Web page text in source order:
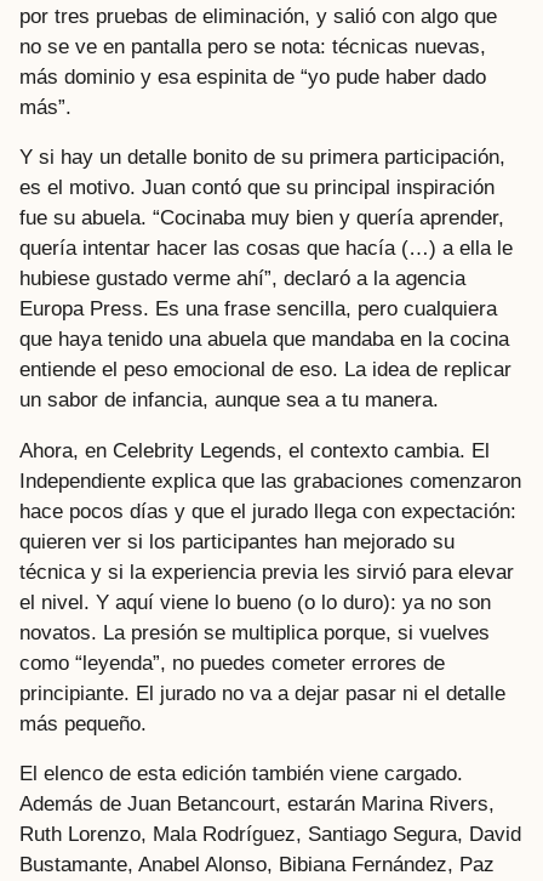
por tres pruebas de eliminación, y salió con algo que
no se ve en pantalla pero se nota: técnicas nuevas,
más dominio y esa espinita de “yo pude haber dado
más”.
Y si hay un detalle bonito de su primera participación,
es el motivo. Juan contó que su principal inspiración
fue su abuela. “Cocinaba muy bien y quería aprender,
quería intentar hacer las cosas que hacía (…) a ella le
hubiese gustado verme ahí”, declaró a la agencia
Europa Press. Es una frase sencilla, pero cualquiera
que haya tenido una abuela que mandaba en la cocina
entiende el peso emocional de eso. La idea de replicar
un sabor de infancia, aunque sea a tu manera.
Ahora, en Celebrity Legends, el contexto cambia. El
Independiente explica que las grabaciones comenzaron
hace pocos días y que el jurado llega con expectación:
quieren ver si los participantes han mejorado su
técnica y si la experiencia previa les sirvió para elevar
el nivel. Y aquí viene lo bueno (o lo duro): ya no son
novatos. La presión se multiplica porque, si vuelves
como “leyenda”, no puedes cometer errores de
principiante. El jurado no va a dejar pasar ni el detalle
más pequeño.
El elenco de esta edición también viene cargado.
Además de Juan Betancourt, estarán Marina Rivers,
Ruth Lorenzo, Mala Rodríguez, Santiago Segura, David
Bustamante, Anabel Alonso, Bibiana Fernández, Paz